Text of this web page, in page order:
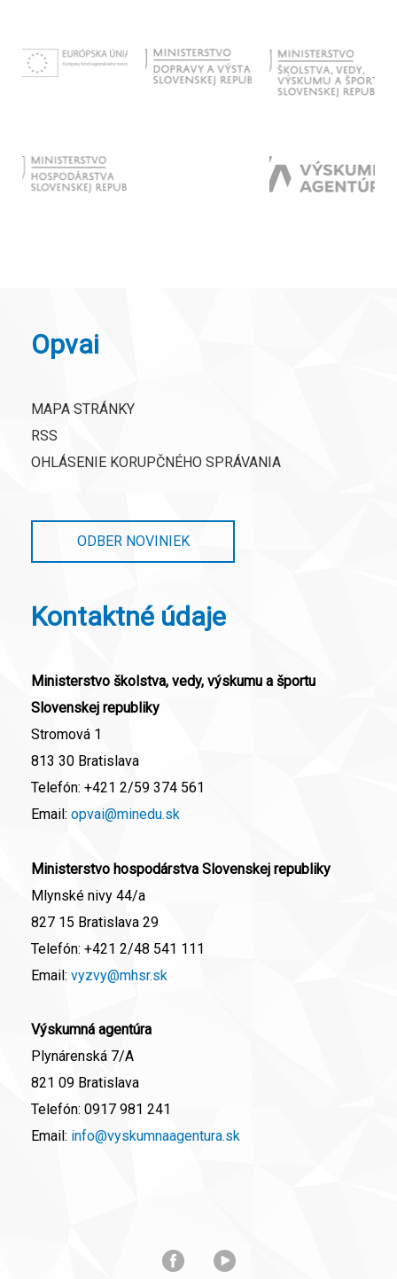
Opvai
MAPA STRÁNKY
RSS
OHLÁSENIE KORUPČNÉHO SPRÁVANIA
ODBER NOVINIEK
Kontaktné údaje
Ministerstvo školstva, vedy, výskumu a športu
Slovenskej republiky
Stromová 1
813 30 Bratislava
Telefón: +421 2/59 374 561
Email: opvai@minedu.sk
Ministerstvo hospodárstva Slovenskej republiky
Mlynské nivy 44/a
827 15 Bratislava 29
Telefón: +421 2/48 541 111
Email: vyzvy@mhsr.sk
Výskumná agentúra
Plynárenská 7/A
821 09 Bratislava
Telefón: 0917 981 241
Email: info@vyskumnaagentura.sk